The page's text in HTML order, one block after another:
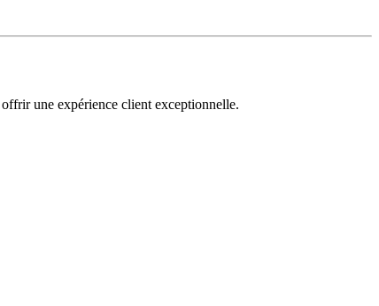
une expérience client exceptionnelle.